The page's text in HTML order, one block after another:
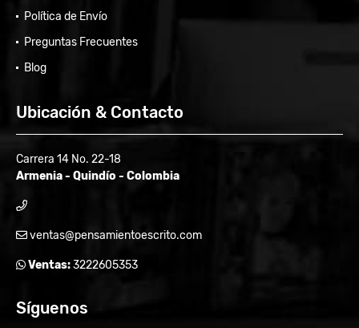
Política de Envío
Preguntas Frecuentes
Blog
Ubicación & Contacto
Carrera 14 No. 22-18
Armenia - Quindío - Colombia
ventas@pensamientoescrito.com
Ventas:3222605353
Síguenos